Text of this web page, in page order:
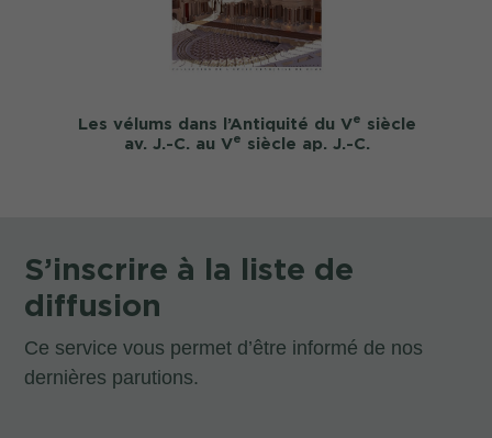
Les vélums dans l’Antiquité du Ve siècle
av. J.-C. au Ve siècle ap. J.-C.
S’inscrire à la liste de
diffusion
Ce service vous permet d’être informé de nos
dernières parutions.